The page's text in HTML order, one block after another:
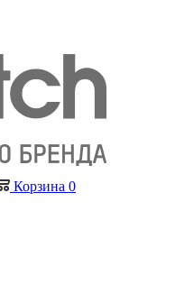
Корзина 0